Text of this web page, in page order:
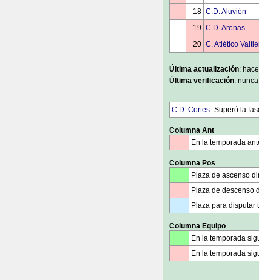
18 C.D. Aluvión
19 C.D. Arenas
20 C. Atlético
Última actualización:
Última verificación:
C.D. Cortes Superó la
Columna Ant
En la temporada
Columna Pos
Plaza de ascenso
Plaza de descenso
Plaza para disputar
Columna Equipo
En la temporada
En la temporada